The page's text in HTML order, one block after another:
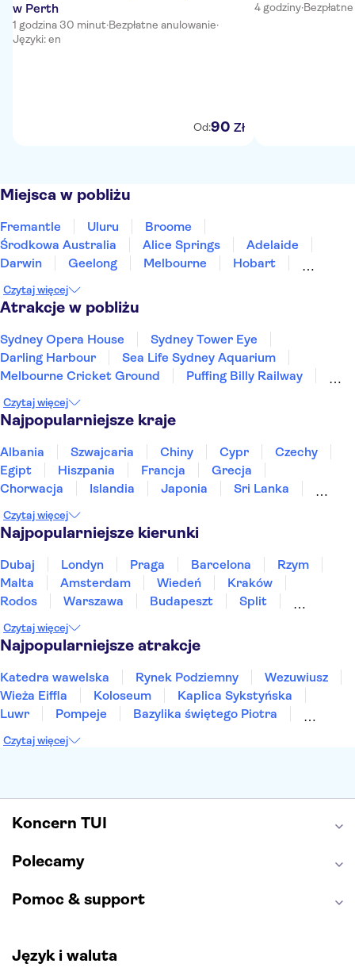
w Perth
1 godzina 30 minut·Bezpłatne anulowanie·
Języki: en
Od:90 Zł
4 godziny·
Miejsca w pobliżu
Fremantle Uluru
Broome
Środkowa Australia
Alice Springs
Adelaide
Darwin
Geelong Melbourne
Hobart
Hunter Valley NSW
Czytaj więcej
Atrakcje w pobliżu
Sydney Opera House
Sydney Tower Eye
Darling Harbour
Sea Life Sydney Aquarium
Melbourne Cricket Ground
Puffing Billy Railway
Czytaj więcej
Najpopularniejsze kraje
Albania Szwajcaria Chiny Cypr
Czechy
Egipt
Hiszpania Francja
Grecja
Chorwacja
Islandia Japonia
Sri Lanka
Tunezja
Turcja Wietnam
Czytaj więcej
Najpopularniejsze kierunki
Dubaj Londyn Praga Barcelona
Rzym
Malta
Amsterdam Wiedeń
Kraków
Rodos
Warszawa Budapeszt
Split
Sopot
Gdynia Zakopane
Czytaj więcej
Najpopularniejsze atrakcje
Katedra wawelska Rynek Podziemny
Wezuwiusz
Wieża Eiffla
Koloseum
Kaplica Sykstyńska
Luwr
Pompeje
Bazylika świętego Piotra
Etna
Wawel
Czytaj więcej
Koncern TUI
Polecamy
Pomoc & support
Język i waluta